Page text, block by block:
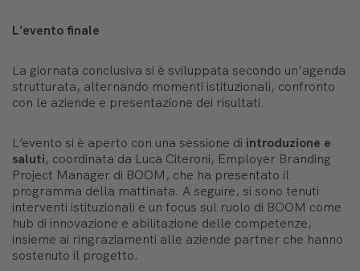
L’evento finale
La giornata conclusiva si è sviluppata secondo un’agenda
strutturata, alternando momenti istituzionali, confronto
con le aziende e presentazione dei risultati.
L’evento si è aperto con una sessione di introduzione e
saluti, coordinata da Luca Citeroni, Employer Branding
Project Manager di BOOM, che ha presentato il
programma della mattinata. A seguire, si sono tenuti
interventi istituzionali e un focus sul ruolo di BOOM come
hub di innovazione e abilitazione delle competenze,
insieme ai ringraziamenti alle aziende partner che hanno
sostenuto il progetto.